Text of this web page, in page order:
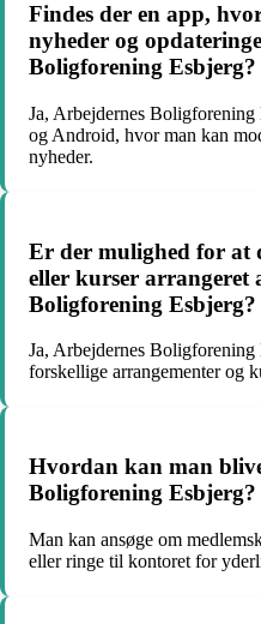
Findes der en app,
nyheder og
Boligforening Esbjerg?
Ja, Arbejdernes
og Android, hvor man kan
nyheder.
Er der mulighed for at
eller kurser arrangeret
Boligforening Esbjerg?
Ja, Arbejdernes Boligforening
forskellige arrangementer og
Hvordan kan man
Boligforening Esbjerg?
Man kan ansøge om
eller ringe til kontoret for